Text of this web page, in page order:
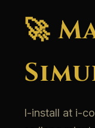
🚀
I-install at i-